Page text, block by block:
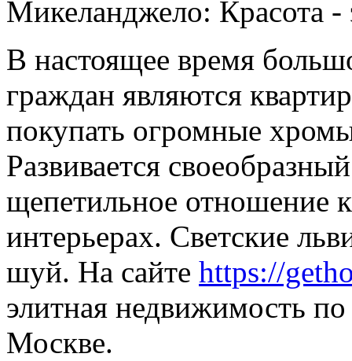
Микеланджело: Красота -
В настоящее время
граждан являются
покупать огромные
Развивается
щепетильное отношение
интерьерах. Светские
шуй. На сайте https://
элитная недвижимость
Москве.